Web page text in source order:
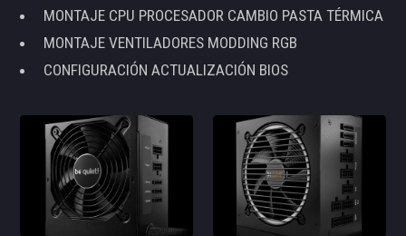
MONTAJE CPU PROCESADOR CAMBIO PASTA TÉRMICA
MONTAJE VENTILADORES MODDING RGB
CONFIGURACIÓN ACTUALIZACIÓN BIOS